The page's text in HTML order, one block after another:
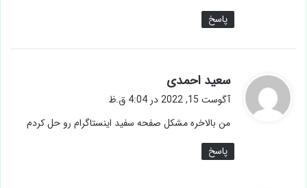
پاسخ
سعید احمدی
ف
:
آگوست 15, 2022 در 4:04 ق.ظ
من بالاخره مشکل صفحه سفید اینستاگرام رو حل کردم
پاسخ